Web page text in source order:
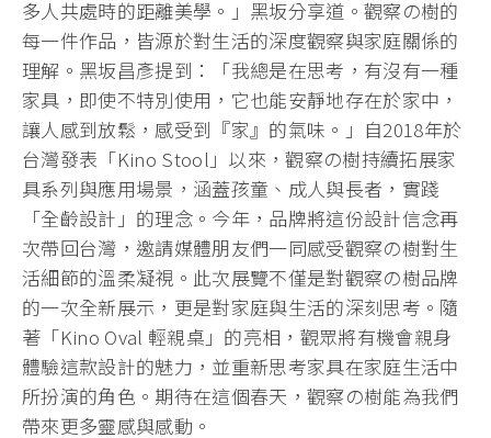
多人共處時的距離美學。」黑坂分享道。觀察の樹的
每一件作品，皆源於對生活的深度觀察與家庭關係的
理解。黑坂昌彥提到：「我總是在思考，有沒有一種
家具，即使不特別使用，它也能安靜地存在於家中，
讓人感到放鬆，感受到『家』的氣味。」自2018年於
台灣發表「Kino Stool」以來，觀察の樹持續拓展家
具系列與應用場景，涵蓋孩童、成人與長者，實踐
「全齡設計」的理念。今年，品牌將這份設計信念再
次帶回台灣，邀請媒體朋友們一同感受觀察の樹對生
活細節的溫柔凝視。此次展覽不僅是對觀察の樹品牌
的一次全新展示，更是對家庭與生活的深刻思考。隨
著「Kino Oval 輕親桌」的亮相，觀眾將有機會親身
體驗這款設計的魅力，並重新思考家具在家庭生活中
所扮演的角色。期待在這個春天，觀察の樹能為我們
帶來更多靈感與感動。